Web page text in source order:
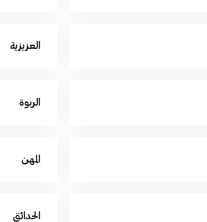
العزيزية
الربوة
المهن
الحدائق